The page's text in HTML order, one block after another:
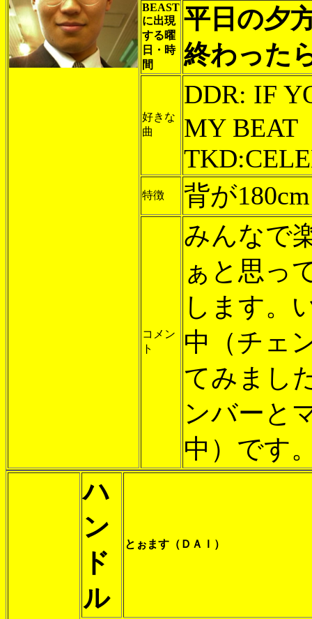
BEAST
に出現
する曜
日・時
間
平日の夕
終わった
好きな
曲
DDR: IF
MY BEAT
特徴 背が
コメン
ト
みんなで
ぁと思っ
します。
中（チェ
てみまし
ンバーと
中）です
ハ
ン
ド
ル
とぉます（ＤＡＩ）